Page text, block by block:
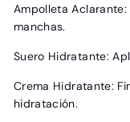
Ampolleta
manchas.
Suero Hidratante:
Crema Hidratante:
hidratación.